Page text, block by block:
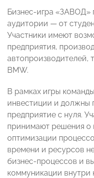
Бизнес-игра «ЗАВОД»
аудитории — от
Участники имеют
предприятия,
автопроизводителей,
BMW.
В рамках игры
инвестиции и должны
предприятие с нуля.
принимают решения о
оптимизации
времени и ресурсов
бизнес-процессов и
коммуникации внутри